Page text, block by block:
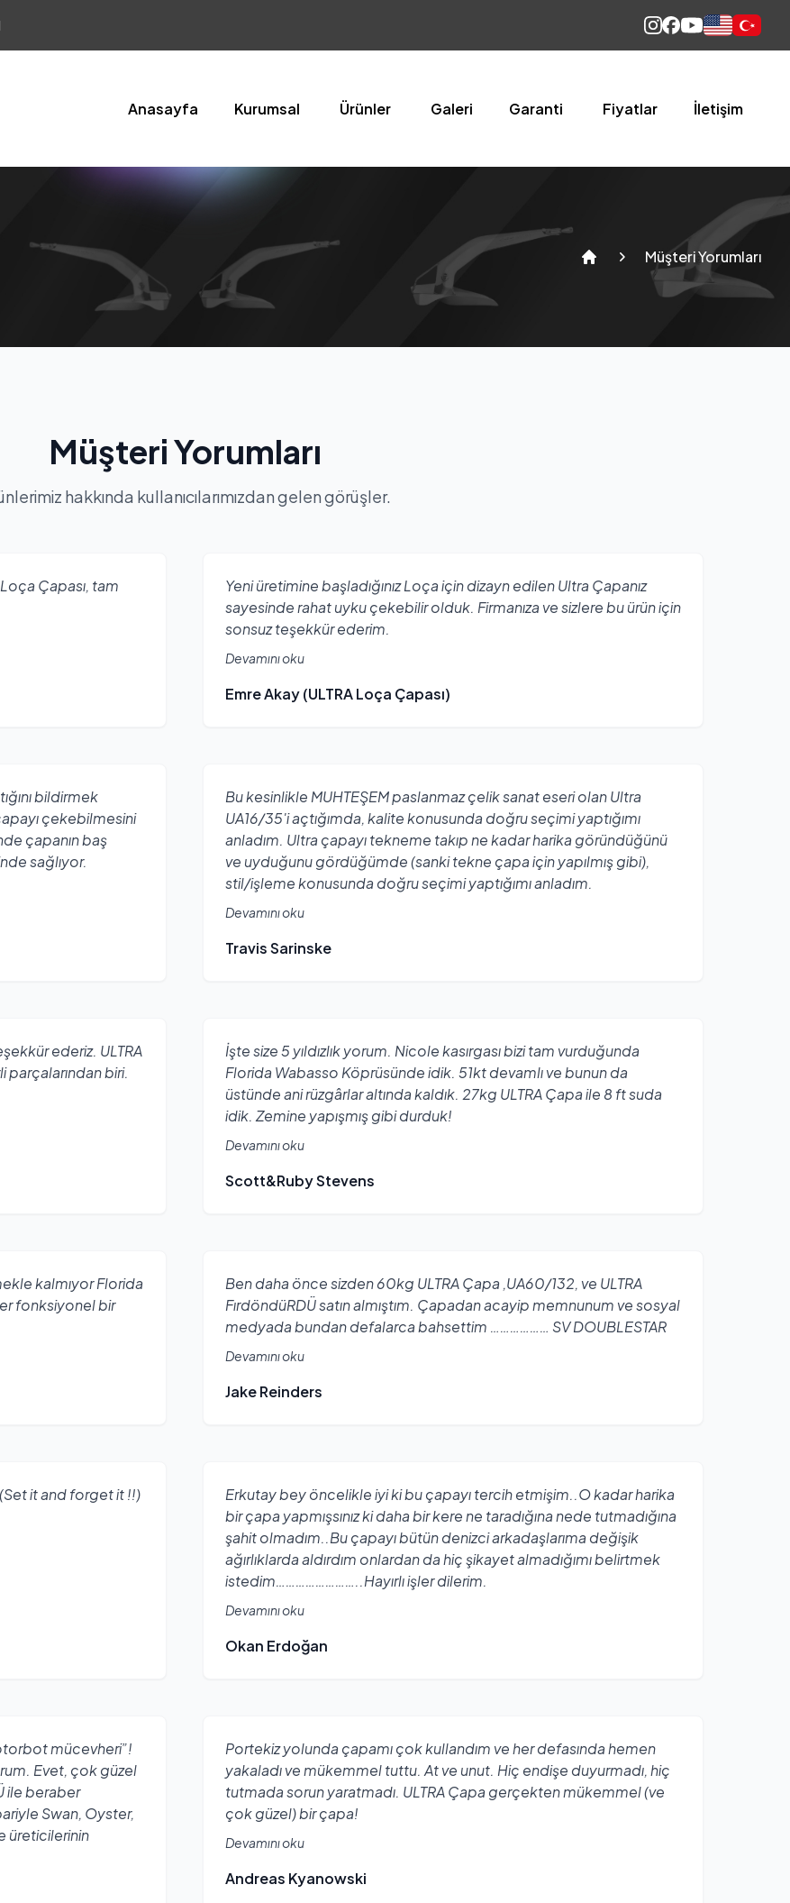
EnglishTürkçe
Anasayfa Kurumsal Ürünler Galeri Garanti Fiyatlar İletişim
Müşteri Yorumları
Müşteri Yorumları
hakkında kullanıcılarımızdan gelen görüşler.
Çapası, tam
Yeni üretimine başladığınız Loça için dizayn edilen Ultra Çapanız
sayesinde rahat uyku çekebilir olduk. Firmanıza ve sizlere bu ürün için
sonsuz teşekkür ederim.
Devamını oku
Emre Akay (ULTRA Loça Çapası)
bildirmek
çekebilmesini
çapanın baş
sağlıyor.
Bu kesinlikle MUHTEŞEM paslanmaz çelik sanat eseri olan Ultra
UA16/35'i açtığımda, kalite konusunda doğru seçimi yaptığımı
anladım. Ultra çapayı tekneme takıp ne kadar harika göründüğünü
ve uyduğunu gördüğümde (sanki tekne çapa için yapılmış gibi),
stil/işleme konusunda doğru seçimi yaptığımı anladım.
Devamını oku
Travis Sarinske
ederiz. ULTRA
parçalarından biri.
İşte size 5 yıldızlık yorum. Nicole kasırgası bizi tam vurduğunda
Florida Wabasso Köprüsünde idik. 51kt devamlı ve bunun da
üstünde ani rüzgârlar altında kaldık. 27kg ULTRA Çapa ile 8 ft suda
idik. Zemine yapışmış gibi durduk!
Devamını oku
Scott&Ruby Stevens
kalmıyor Florida
fonksiyonel bir
Ben daha önce sizden 60kg ULTRA Çapa ,UA60/132, ve ULTRA
FırdöndüRDÜ satın almıştım. Çapadan acayip memnunum ve sosyal
medyada bundan defalarca bahsettim ……………… SV DOUBLESTAR
Devamını oku
Jake Reinders
it and forget it !!)
Erkutay bey öncelikle iyi ki bu çapayı tercih etmişim..O kadar harika
bir çapa yapmışsınız ki daha bir kere ne taradığına nede tutmadığına
şahit olmadım..Bu çapayı bütün denizci arkadaşlarıma değişik
ağırlıklarda aldırdım onlardan da hiç şikayet almadığımı belirtmek
istedim……………………..Hayırlı işler dilerim.
Devamını oku
Okan Erdoğan
mücevheri”!
Evet, çok güzel
ile beraber
Swan, Oyster,
üreticilerinin
Portekiz yolunda çapamı çok kullandım ve her defasında hemen
yakaladı ve mükemmel tuttu. At ve unut. Hiç endişe duyurmadı, hiç
tutmada sorun yaratmadı. ULTRA Çapa gerçekten mükemmel (ve
çok güzel) bir çapa!
Devamını oku
Andreas Kyanowski